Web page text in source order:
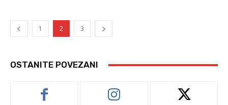
1 2 3
OSTANITE POVEZANI